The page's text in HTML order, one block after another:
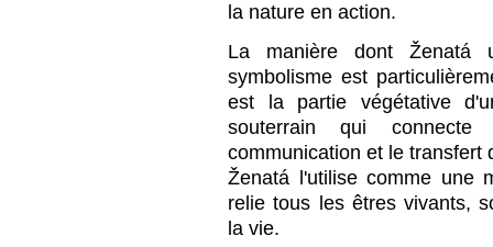
la nature en action.
La manière dont Ženatá
symbolisme est
est la partie végétative
souterrain qui
communication et le transfert
Ženatá l'utilise comme une
relie tous les êtres vivants,
la vie.